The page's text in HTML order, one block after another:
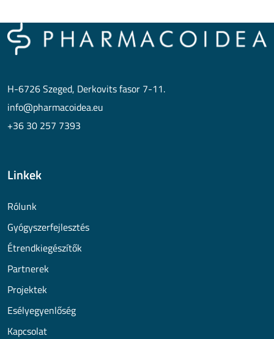
H-6726 Szeged, Derkovits fasor 7-11.
info@pharmacoidea.eu
+36 30 257 7393
Linkek
Rólunk
Gyógyszerfejlesztés
Étrendkiegészítők
Partnerek
Projektek
Esélyegyenlőség
Kapcsolat